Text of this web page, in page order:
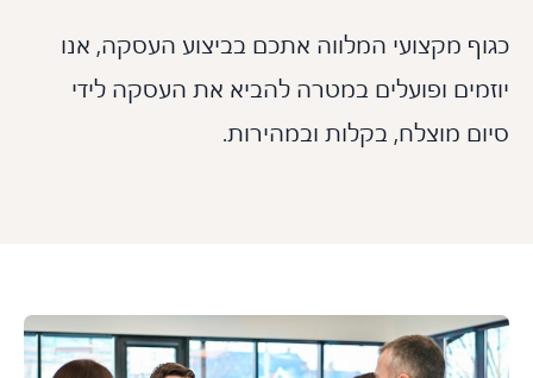
מקצועי המלווה אתכם בביצוע העסקה, אנו
ופועלים במטרה להביא את העסקה לידי
מוצלח, בקלות ובמהירות.